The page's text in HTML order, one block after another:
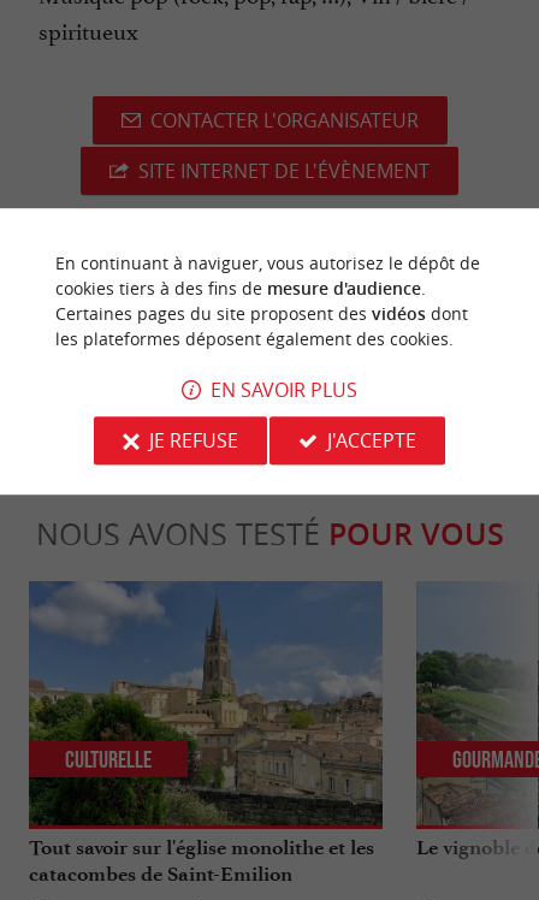
spiritueux
CONTACTER L'ORGANISATEUR
SITE INTERNET DE L'ÉVÈNEMENT
dernière mise à jour :08/05/2026 à 06:18:42
Source : Crédit photo :
NOUS AVONS TESTÉ POUR VOUS
Tout savoir sur l'église monolithe et les
catacombes de Saint-Emilion
Culturelle
Le vignoble
En continuant à naviguer, vous autorisez le dépôt de
cookies tiers à des fins de mesure d'audience.
Certaines pages du site proposent des vidéosdont
les plateformes déposent également des cookies.
EN SAVOIR PLUS
JE REFUSE
J'ACCEPTE